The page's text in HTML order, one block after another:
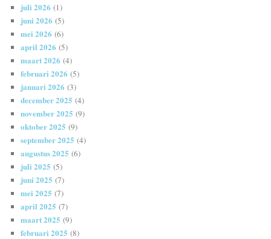
juli 2026 (1)
juni 2026 (5)
mei 2026 (6)
april 2026 (5)
maart 2026 (4)
februari 2026 (5)
januari 2026 (3)
december 2025 (4)
november 2025 (9)
oktober 2025 (9)
september 2025 (4)
augustus 2025 (6)
juli 2025 (5)
juni 2025 (7)
mei 2025 (7)
april 2025 (7)
maart 2025 (9)
februari 2025 (8)